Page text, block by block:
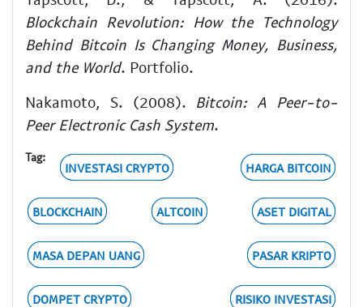
Blockchain Revolution: How the Technology
Behind Bitcoin Is Changing Money, Business,
and the World. Portfolio.
Nakamoto, S. (2008). Bitcoin: A Peer-to-
Peer Electronic Cash System.
Tag:
INVESTASI CRYPTO HARGA BITCOIN
BLOCKCHAIN ALTCOIN ASET DIGITAL
MASA DEPAN UANG PASAR KRIPTO
DOMPET CRYPTO RISIKO INVESTASI